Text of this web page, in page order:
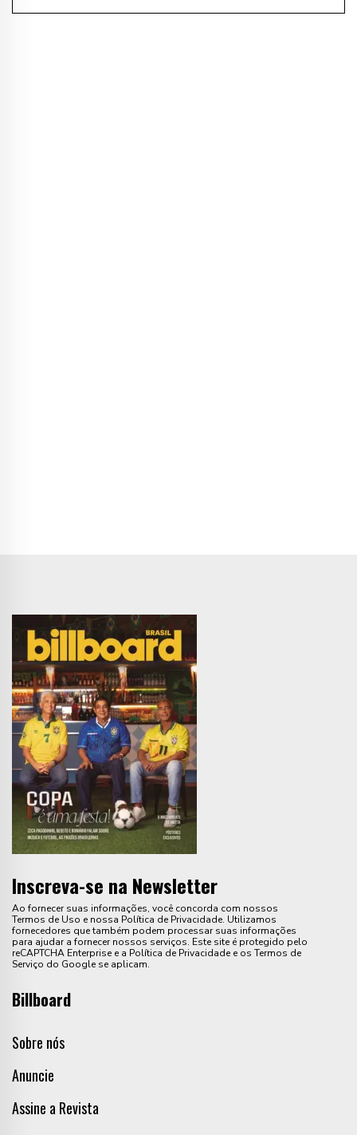
Inscreva-se na Newsletter
Ao fornecer suas informações, você concorda com nossos
Termos de Uso e nossa Política de Privacidade. Utilizamos
fornecedores que também podem processar suas informações
para ajudar a fornecer nossos serviços. Este site é protegido pelo
reCAPTCHA Enterprise e a Política de Privacidade e os Termos de
Serviço do Google se aplicam.
Billboard
Sobre nós
Anuncie
Assine a Revista